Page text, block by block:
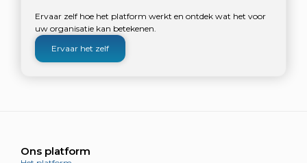
Ervaar zelf hoe het platform werkt en ontdek wat het voor
uw organisatie kan betekenen.
Ervaar het zelf
Ons platform